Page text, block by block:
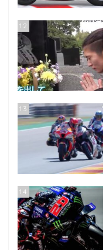
12
13
14